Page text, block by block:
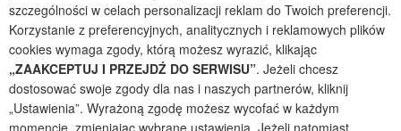
2026 © ARCHON+ Biuro Projektów - Tradycyjne i nowoczesne gotowe
projekty domów - autorska pracownia architektoniczna założona w 1990r.
przez arch. Barbarę Mendel
Z uwagi na ciągłe doskonalenie procesu powstawania projektów (zgodnie z
normą ISO 9001), prezentowane na stronie projekty domów mogą
nieznacznie różnić się od dokumentacji technicznej.
Informujemy, iż w celu optymalizacji treści dostępnych w naszym sklepie,
szczególności w celach personalizacji reklam do Twoich preferencji.
Korzystanie z preferencyjnych, analitycznych i reklamowych plików
cookies wymaga zgody, którą możesz wyrazić, klikając
„ZAAKCEPTUJ I PRZEJDŹ DO SERWISU”. Jeżeli chcesz
dostosować swoje zgody dla nas i naszych partnerów, kliknij
„Ustawienia”. Wyrażoną zgodę możesz wycofać w każdym
momencie, zmieniając wybrane ustawienia. Jeżeli natomiast